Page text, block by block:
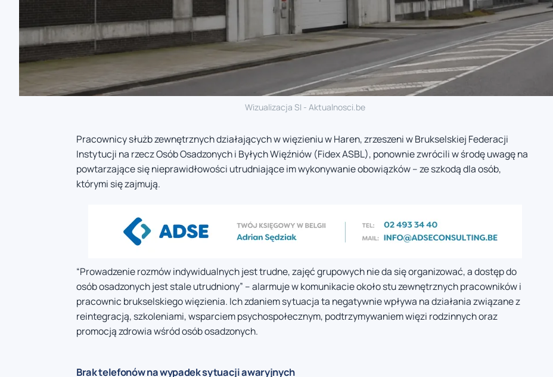
Wizualizacja SI - Aktualnosci.be
Pracownicy służb zewnętrznych działających w więzieniu w Haren, zrzeszeni w Brukselskiej Federacji
Instytucji na rzecz Osób Osadzonych i Byłych Więźniów (Fidex ASBL), ponownie zwrócili w środę uwagę na
powtarzające się nieprawidłowości utrudniające im wykonywanie obowiązków – ze szkodą dla osób,
którymi się zajmują.
“Prowadzenie rozmów indywidualnych jest trudne, zajęć grupowych nie da się organizować, a dostęp do
osób osadzonych jest stale utrudniony” – alarmuje w komunikacie około stu zewnętrznych pracowników i
pracownic brukselskiego więzienia. Ich zdaniem sytuacja ta negatywnie wpływa na działania związane z
reintegracją, szkoleniami, wsparciem psychospołecznym, podtrzymywaniem więzi rodzinnych oraz
promocją zdrowia wśród osób osadzonych.
Brak telefonów na wypadek sytuacji awaryjnych